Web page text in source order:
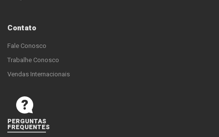
Contato
Fale Conosco
Trabalhe Conosco
Vendas Internacionais
PERGUNTAS
FREQUENTES